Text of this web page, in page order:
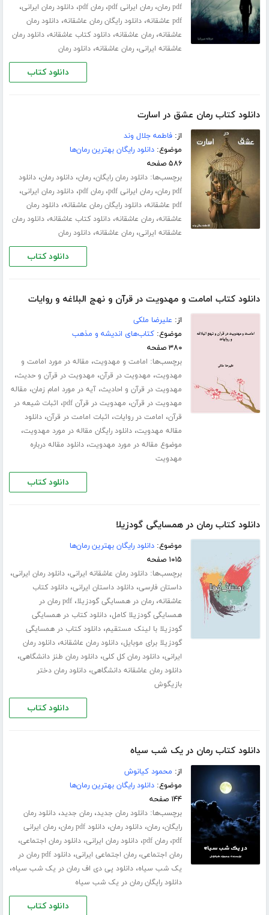
pdf رمان
،رمان ایرانی pdf ،رمان pdf ،دانلود رمان ایرانی،
pdf عاشقانه ،دانلود رایگان رمان عاشقانه،دانلود رمان
عاشقانه،رمان عاشقانه،دانلود کتاب عاشقانه،دانلود رمان
عاشقانه ایرانی،رمان عاشقانه،دانلود رمان
دانلود کتاب
دانلود کتاب رمان عشق در اسارت
از:فاطمه جلال‌ وند
موضوع:دانلود رایگان بهترین رمان‌ها
۵۸۶ صفحه
برچسب‌ها:دانلود رمان رایگان،رمان،دانلود رمان،دانلود
pdf رمان
،رمان ایرانی pdf ،رمان pdf ،دانلود رمان ایرانی،
pdf عاشقانه ،دانلود رایگان رمان عاشقانه،دانلود رمان
عاشقانه،رمان عاشقانه،دانلود کتاب عاشقانه،دانلود رمان
عاشقانه ایرانی،رمان عاشقانه،دانلود رمان
دانلود کتاب
دانلود کتاب امامت و مهدویت در قرآن و نهج البلاغه و روایات
از: علیرضا ملکی
موضوع:کتاب‌های اندیشه و مذهب
۳۸۰ صفحه
برچسب‌ها: امامت و مهدویت، مقاله در مورد امامت و
مهدویت، مهدویت در قرآن، مهدویت در قرآن و حدیث،
مهدویت در قرآن و احادیث،آیه در مورد امام زمان، مقاله
مهدویت در قرآن، مهدویت در قرآن pdf ، اثبات شیعه در
قرآن، امامت در روایات، اثبات امامت در قرآن،دانلود
مقاله مهدویت،دانلود رایگان مقاله در مورد مهدویت،
موضوع مقاله در مورد مهدویت،دانلود مقاله درباره
مهدویت
دانلود کتاب
دانلود کتاب رمان در همسایگی گودزیلا
موضوع:دانلود رایگان بهترین رمان‌ها
۱۰۱۵ صفحه
برچسب‌ها:دانلود رمان عاشقانه ایرانی،دانلود رمان ایرانی،
داستان فارسی،دانلود داستان ایرانی،دانلود کتاب
عاشقانه،رمان در همسایگی گودزیلا،
pdf رمان در
همسایگی گودزیلا کامل،دانلود کتاب در همسایگی
گودزیلا با لینک مستقیم،دانلود کتاب در همسایگی
گودزیلا برای موبایل،دانلود رمان عاشقانه،دانلود رمان
ایرانی،دانلود رمان کل کلی،دانلود رمان طنز دانشگاهی،
دانلود رمان عاشقانه دانشگاهی،دانلود رمان دختر
بازیگوش
دانلود کتاب
دانلود کتاب رمان در یک شب سیاه
از: محمود کیانوش
موضوع:دانلود رایگان بهترین رمان‌ها
۱۴۴ صفحه
برچسب‌ها:دانلود رمان جدید،رمان جدید،دانلود رمان
رایگان،رمان،دانلود رمان،دانلود pdf رمان ،رمان ایرانی
pdf،رمان pdf ،دانلود رمان ایرانی،دانلود رمان اجتماعی،
رمان اجتماعی،رمان اجتماعی ایرانی،
دانلود pdf رمان در
یک شب سیاه،دانلود پی دی اف رمان در یک شب سیاه،
دانلود رایگان رمان در یک شب سیاه
دانلود کتاب